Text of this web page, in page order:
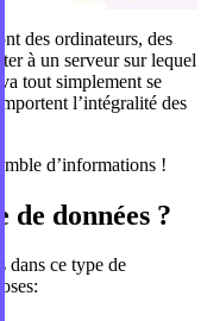
des ordinateurs, des
à un serveur sur lequel
tout simplement se
l’intégralité des
d’informations !
de données ?
dans ce type de